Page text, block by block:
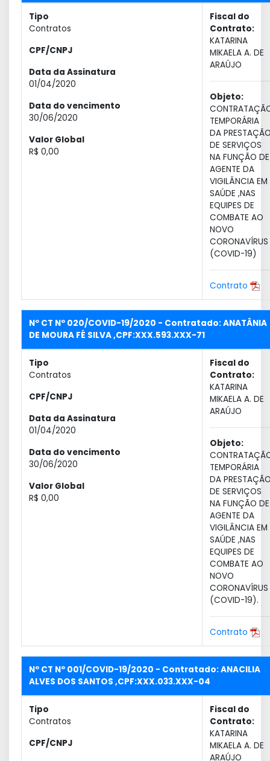
Tipo
Contratos
CPF/CNPJ
Data da Assinatura
01/04/2020
Data do vencimento
30/06/2020
Valor Global
R$ 0,00
Fiscal do
Contrato:
KATARINA
MIKAELA A. DE
ARAÚJO
Objeto:
TEMPORÁRIA
DA
DE SERVIÇOS
NA FUNÇÃO DE
AGENTE DA
VIGILÂNCIA EM
SAÚDE ,NAS
EQUIPES DE
COMBATE AO
NOVO
CORONAVÍRUS
(COVID-19)
Contrato
Nº CT Nº 020/COVID-19/2020 - Contratado: ANATÂNIA
DE MOURA FÉ SILVA ,CPF:XXX.593.XXX-71
Tipo
Contratos
CPF/CNPJ
Data da Assinatura
01/04/2020
Data do vencimento
30/06/2020
Valor Global
R$ 0,00
Fiscal do
Contrato:
KATARINA
MIKAELA A. DE
ARAÚJO
Objeto:
TEMPORÁRIA
DA
DE SERVIÇOS
NA FUNÇÃO DE
AGENTE DA
VIGILÂNCIA EM
SAÚDE ,NAS
EQUIPES DE
COMBATE AO
NOVO
CORONAVÍRUS
(COVID-19).
Contrato
Nº CT Nº 001/COVID-19/2020 - Contratado: ANACILIA
ALVES DOS SANTOS ,CPF:XXX.033.XXX-04
Tipo
Contratos
CPF/CNPJ
Fiscal do
Contrato:
KATARINA
MIKAELA A. DE
ARAÚJO